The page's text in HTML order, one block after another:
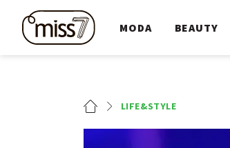
MODA BEAUTY
LIFE&STYLE